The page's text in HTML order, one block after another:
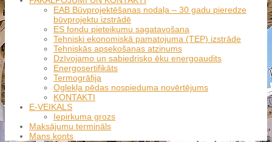
EAB Būvprojektēšanas nodaļa – 30 gadu pieredze
būvprojektu izstrādē
ES fondu pieteikumu sagatavošana
Tehniski ekonomiskā pamatojuma (TEP) izstrāde
Tehniskās apsekošanas atzinums
Dzīvojamo un sabiedrisko ēku energoaudits
Energosertifikāts
Termogrāfija
Oglekļa pēdas nospieduma novērtējums
KONTAKTI
E-VEIKALS
Iepirkuma grozs
Maksājumu termināls
Mans konts